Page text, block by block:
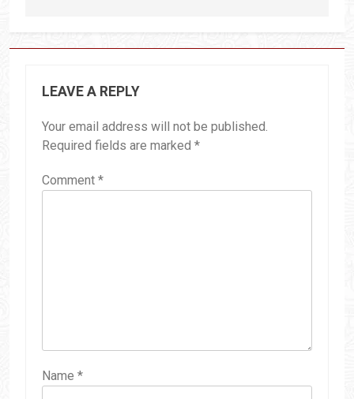
LEAVE A REPLY
Your email address will not be published.
Required fields are marked *
Comment *
Name *